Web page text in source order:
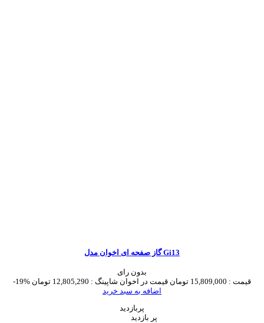
گاز صفحه ای اخوان مدل Gi13
بدون رای
-19%
قیمت : 15,809,000 تومان قیمت در اخوان شاپینگ : 12,805,290 تومان
اضافه به سبد خرید
پربازدید
پر بازدید